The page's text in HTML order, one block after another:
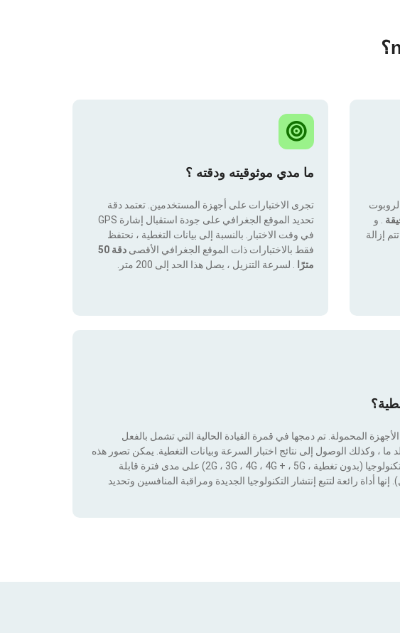
. و
إزالة
ما مدي موثوقيته ودقته ؟
تجرى الاختبارات على أجهزة المستخدمين. تعتمد دقة
تحديد الموقع الجغرافي على جودة استقبال إشارة GPS
في وقت الاختبار. بالنسبة إلى بيانات التغطية ، نحتفظ
فقط بالاختبارات ذات الموقع الجغرافي الأقصى
دقة 50
مترًا
. لسرعة التنزيل ، يصل هذا الحد إلى 200 متر.
المحمولة. تم دمجها في قمرة القيادة الحالية التي تشمل بالفعل
، وكذلك الوصول إلى نتائج اختبار السرعة وبيانات التغطية. يمكن تصور هذه
البيانات من خلال تطبيق عوامل التصفية حسب التكنولوجيا (بدون تغطية ، 2G ، 3G ، 4G ، 4G + ، 5G) على مدى فترة قابلة
رائعة لتتبع إنتشار التكنولوجيا الجديدة ومراقبة المنافسين وتحديد